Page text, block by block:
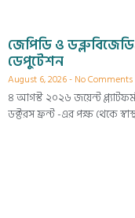
জেপিডি ও
ডেপুটেশন
August 6, 2026 No Comments
৪ আগস্ট ২০২৬ জয়েন্ট
ডক্টরস ফ্রন্ট -এর পক্ষ থেকে